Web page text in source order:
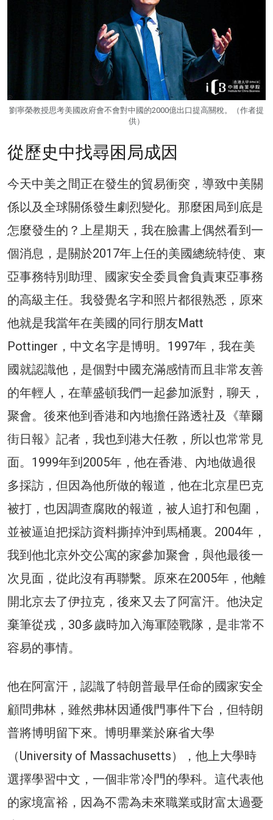
劉寧榮教授思考美國政府會不會對中國的2000億出口提高關稅。（作者提
供）
從歷史中找尋困局成因
今天中美之間正在發生的貿易衝突，導致中美關
係以及全球關係發生劇烈變化。那麼困局到底是
怎麼發生的？上星期天，我在臉書上偶然看到一
個消息，是關於2017年上任的美國總統特使、東
亞事務特別助理、國家安全委員會負責東亞事務
的高級主任。我發覺名字和照片都很熟悉，原來
他就是我當年在美國的同行朋友Matt
Pottinger，中文名字是博明。1997年，我在美
國就認識他，是個對中國充滿感情而且非常友善
的年輕人，在華盛頓我們一起參加派對，聊天，
聚會。後來他到香港和內地擔任路透社及《華爾
街日報》記者，我也到港大任教，所以也常常見
面。1999年到2005年，他在香港、內地做過很
多採訪，但因為他所做的報道，他在北京星巴克
被打，也因調查腐敗的報道，被人追打和包圍，
並被逼迫把採訪資料撕掉沖到馬桶裏。2004年，
我到他北京外交公寓的家參加聚會，與他最後一
次見面，從此沒有再聯繫。原來在2005年，他離
開北京去了伊拉克，後來又去了阿富汗。他決定
棄筆從戎，30多歲時加入海軍陸戰隊，是非常不
容易的事情。
他在阿富汗，認識了特朗普最早任命的國家安全
顧問弗林，雖然弗林因通俄門事件下台，但特朗
普將博明留下來。博明畢業於麻省大學
（University of Massachusetts），他上大學時
選擇學習中文，一個非常冷門的學科。這代表他
的家境富裕，因為不需為未來職業或財富太過憂